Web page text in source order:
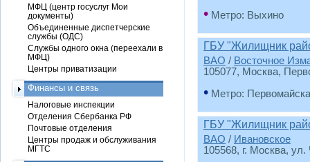
• Метро: Выхино
ГБУ "Жилищник
ВАО / Восточное
105077, Москва,
• Метро:
ГБУ "Жилищник
ВАО / Ивановское
105568, г. Москва,
МФЦ (центр госуслуг Мои
документы)
Объединенные диспетчерские
службы (ОДС)
Службы одного окна (переехали в
МФЦ)
Центры приватизации
Финансы и связь
Налоговые инспекции
Отделения Сбербанка РФ
Почтовые отделения
Центры продаж и обслуживания
МГТС